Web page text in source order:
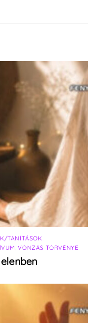
TANÍTÁSOK
,VONZÁS TÖRVÉNYE